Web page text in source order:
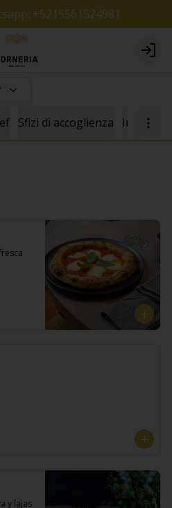
+5215561524981
Login
Sfizi di accoglienza Insalate
y lajas